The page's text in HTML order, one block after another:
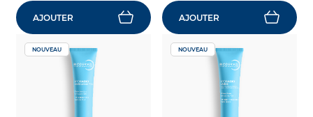
AJOUTER AJOUTER
NOUVEAU NOUVEAU